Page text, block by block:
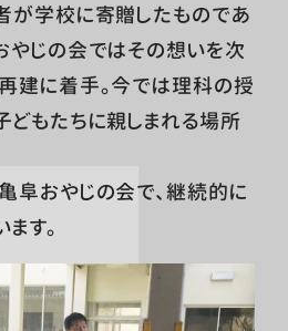
学校に寄贈したものであ
やじの会ではその想いを次
建に着手。今では理科の授
どもたちに親しまれる場所
阜おやじの会で、継続的に
す。